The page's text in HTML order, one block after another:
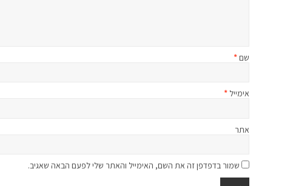
שם*
אימייל *
אתר
שמור בדפדפן זה את השם, האימייל והאתר שלי לפעם הבאה שאגיב.